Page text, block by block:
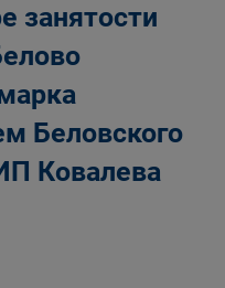
и службы
учреждение
Территориальный
города Белово
занятости
Беловского
Ковалева